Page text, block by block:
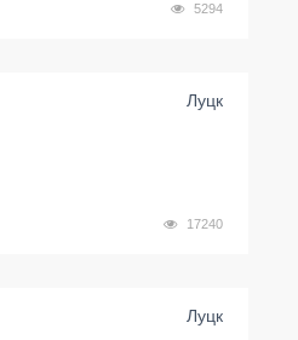
5294
Луцк
17240
Луцк